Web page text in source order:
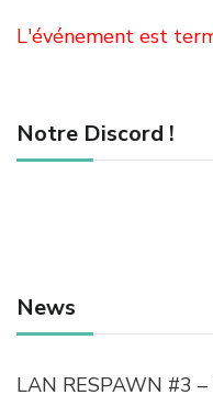
L'événement est
Notre Discord !
News
LAN RESPAWN #3